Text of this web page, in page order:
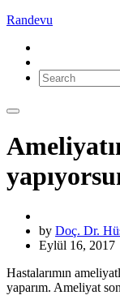
Randevu
by Doç. Dr.
Eylül 16, 2017
Hastalarımın
yaparım. Ameliyat